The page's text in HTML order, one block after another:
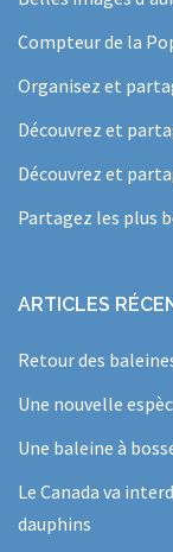
Compteur de la
Organisez et
Découvrez et
Découvrez et
Partagez les plus
ARTICLES
Retour des
Une nouvelle
Une baleine à
Le Canada va
dauphins